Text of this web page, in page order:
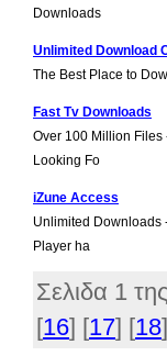
Downloads
Unlimited Download
The Best Place to
Fast Tv Downloads
Over 100 Million Files
Looking Fo
iZune Access
Unlimited Downloads
Player ha
Σελιδα 1
[16] [17] [18